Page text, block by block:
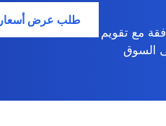
مع تقويم
السوق
طلب عرض أسعار